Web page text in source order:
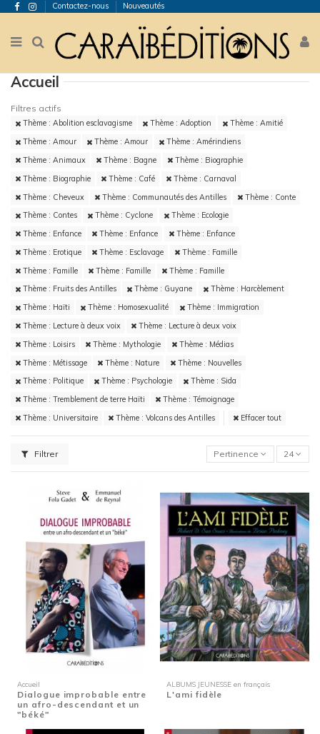
Contactez-nous Nouveautés
Accueil
Filtres actifs
Thème : Abolition esclavagisme Thème : Adoption
Thème : Amitié
Thème : Amour
Thème : Amour
Thème : Amérindiens
Thème : Animaux
Thème : Bagne
Thème : Biographie
Thème : Biographie
Thème : Café
Thème : Carnaval
Thème : Cheveux
Thème : Communautés des Antilles
Thème : Conte
Thème : Contes
Thème : Cyclone
Thème : Ecologie
Thème : Enfance
Thème : Enfance
Thème : Enfance
Thème : Erotique
Thème : Esclavage
Thème : Famille
Thème : Famille
Thème : Famille
Thème : Famille
Thème : Fruits des Antilles
Thème : Guyane
Thème : Harcèlement
Thème : Haïti
Thème : Homosexualité
Thème : Immigration
Thème : Lecture à deux voix
Thème : Lecture à deux voix
Thème : Loisirs
Thème : Mythologie
Thème : Médias
Thème : Métissage
Thème : Nature
Thème : Nouvelles
Thème : Politique
Thème : Psychologie
Thème : Sida
Thème : Tremblement de terre Haïti
Thème : Témoignage
Thème : Universitaire
Thème : Volcans des Antilles Effacer tout
Filtrer Pertinence 24
Accueil
Dialogue improbable entre
un afro-descendant et un
"béké"
ALBUMS JEUNESSE en français
L'ami fidèle